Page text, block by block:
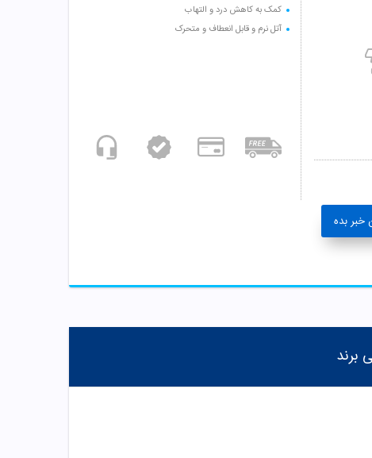
کمک به کاهش درد و التهاب
آتل نرم و قابل انعطاف و متحرک
بده
برند